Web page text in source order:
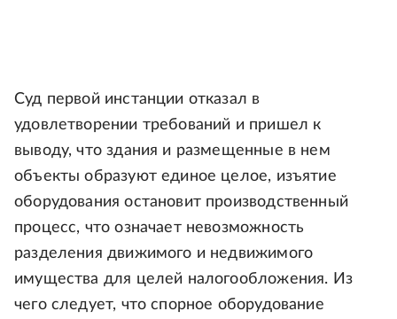
Суд первой инстанции отказал в
удовлетворении требований и пришел к
выводу, что здания и размещенные в нем
объекты образуют единое целое, изъятие
оборудования остановит производственный
процесс, что означает невозможность
разделения движимого и недвижимого
имущества для целей налогообложения. Из
чего следует, что спорное оборудование